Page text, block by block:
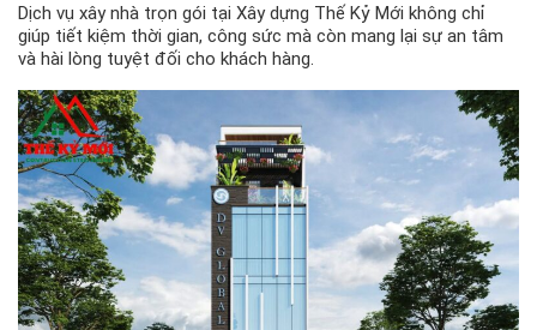
Dịch vụ xây nhà trọn gói tại Xây dựng Thế Kỷ Mới không chỉ
giúp tiết kiệm thời gian, công sức mà còn mang lại sự an tâm
và hài lòng tuyệt đối cho khách hàng.